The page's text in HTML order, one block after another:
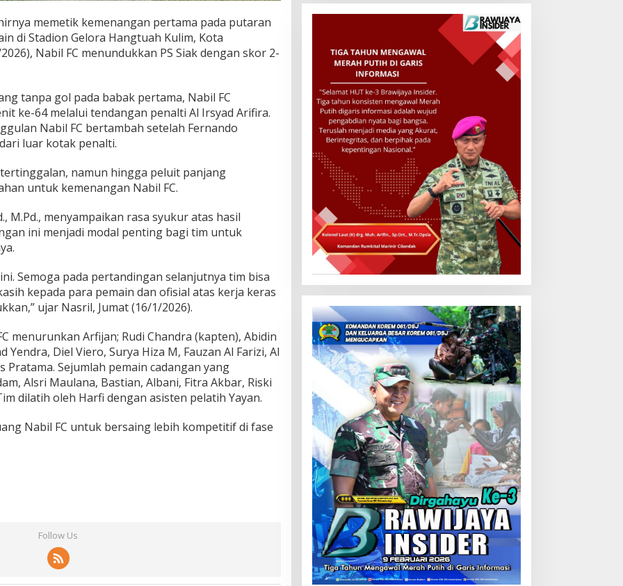
memetik kemenangan pertama pada putaran
di Stadion Gelora Hangtuah Kulim, Kota
Nabil FC menundukkan PS Siak dengan skor 2-
tanpa gol pada babak pertama, Nabil FC
ke-64 melalui tendangan penalti Al Irsyad Arifira.
Nabil FC bertambah setelah Fernando
luar kotak penalti.
namun hingga peluit panjang
untuk kemenangan Nabil FC.
M.Pd., menyampaikan rasa syukur atas hasil
ini menjadi modal penting bagi tim untuk
Semoga pada pertandingan selanjutnya tim bisa
kepada para pemain dan ofisial atas kerja keras
ujar Nasril, Jumat (16/1/2026).
menurunkan Arfijan; Rudi Chandra (kapten), Abidin
Diel Viero, Surya Hiza M, Fauzan Al Farizi, Al
Pratama. Sejumlah pemain cadangan yang
Alsri Maulana, Bastian, Albani, Fitra Akbar, Riski
dilatih oleh Harfi dengan asisten pelatih Yayan.
Nabil FC untuk bersaing lebih kompetitif di fase
Follow Us